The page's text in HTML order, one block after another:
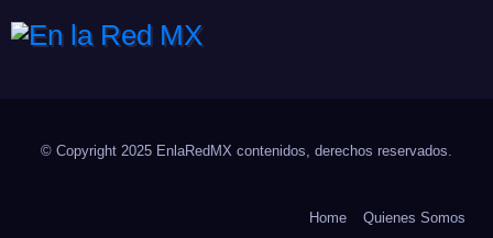
© Copyright 2025 EnlaRedMX contenidos, derechos reservados.
Home Quienes Somos